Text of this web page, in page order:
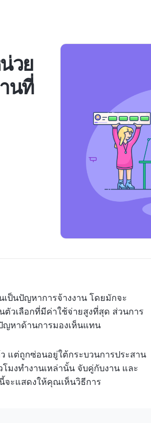
วย
นที่
ป็นปัญหาการจ้างงาน โดยมักจะ
วเลือกที่มีค่าใช้จ่ายสูงที่สุด ส่วนการ
ญหาด้านการมองเห็นแทน
แต่ถูกซ่อนอยู่ใต้กระบวนการประสาน
มงทำงานเหล่านั้น จับคู่กับงาน และ
จะแสดงให้คุณเห็นวิธีการ